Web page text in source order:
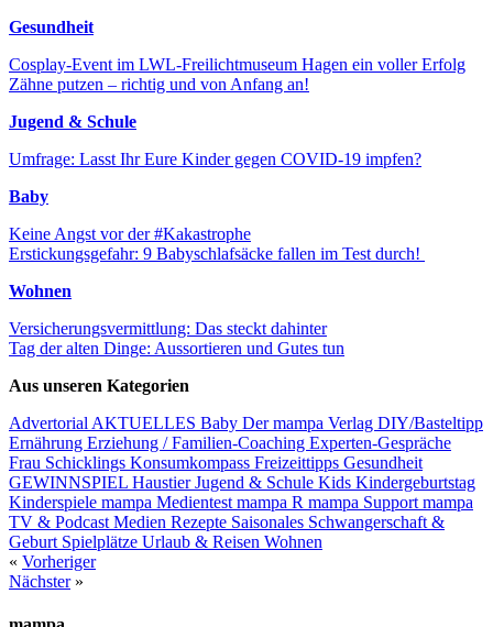
Gesundheit
Cosplay-Event im LWL-Freilichtmuseum Hagen ein voller Erfolg
Zähne putzen – richtig und von Anfang an!
Jugend & Schule
Umfrage: Lasst Ihr Eure Kinder gegen COVID-19 impfen?
Baby
Keine Angst vor der #Kakastrophe
Erstickungsgefahr: 9 Babyschlafsäcke fallen im Test durch!
Wohnen
Versicherungsvermittlung: Das steckt dahinter
Tag der alten Dinge: Aussortieren und Gutes tun
Aus unseren Kategorien
Advertorial AKTUELLES Baby Der mampa Verlag DIY/Basteltipp
Ernährung Erziehung / Familien-Coaching Experten-Gespräche
Frau Schicklings Konsumkompass Freizeittipps Gesundheit
GEWINNSPIEL HaustierJugend & Schule Kids Kindergeburtstag
Kinderspiele mampa Medientest mampa R mampa Support mampa
TV & Podcast Medien Rezepte Saisonales Schwangerschaft &
Geburt Spielplätze Urlaub & Reisen Wohnen
« Vorheriger
Nächster»